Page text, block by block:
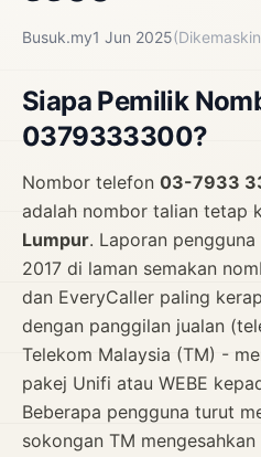
Busuk.my1 Jun 2025
Siapa Pemilik
0379333300?
Nombor telefon 03-7933
adalah nombor talian tetap
Lumpur. Laporan
2017 di laman semakan
dan EveryCaller paling
dengan panggilan jualan
Telekom Malaysia (TM) -
pakej Unifi atau WEBE
Beberapa pengguna turut
sokongan TM